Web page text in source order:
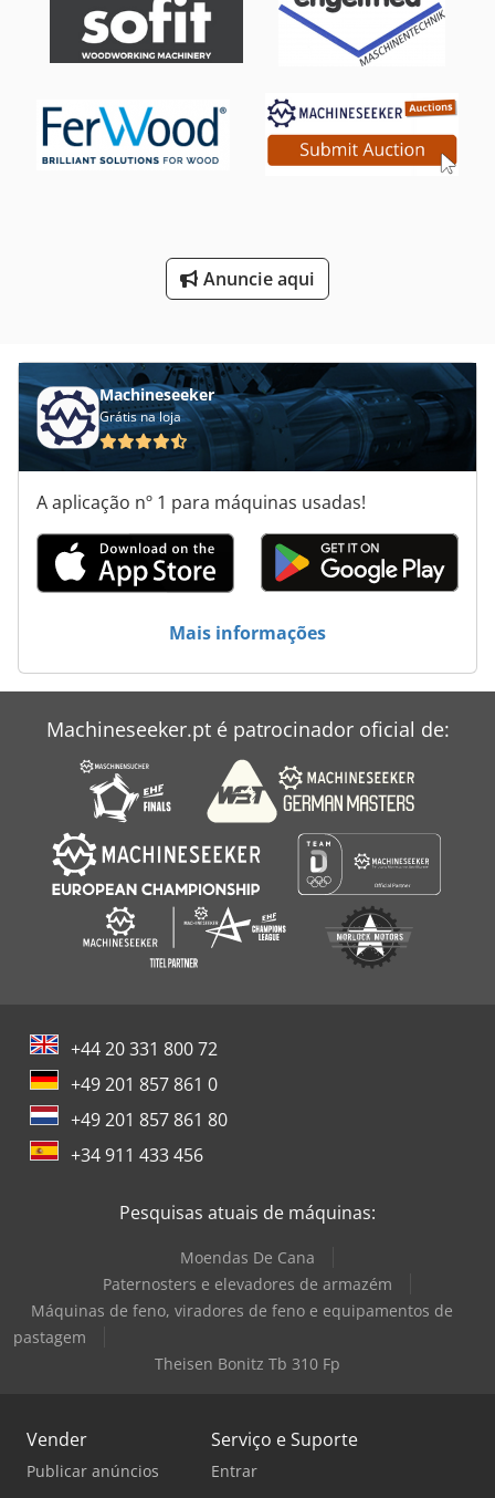
Serras Circulares De Corte De Madeira
Serras De Corte De Metal
Serras De Feixe De Pressão
Serras De Fita
Transporte De Carro De Janela
Anuncie aqui
Machineseeker
Grátis na loja
A aplicação nº 1 para máquinas usadas!
Mais informações
Machineseeker.pt é patrocinador oficial de:
+44 20 331 800 72
+49 201 857 861 0
+49 201 857 861 80
+34 911 433 456
Pesquisas atuais de máquinas:
Moendas De Cana
Paternosters e elevadores de armazém
Máquinas de feno, viradores de feno e equipamentos de
pastagem
Theisen Bonitz Tb 310 Fp
Vender
Publicar anúncios
Serviço e Suporte
Entrar